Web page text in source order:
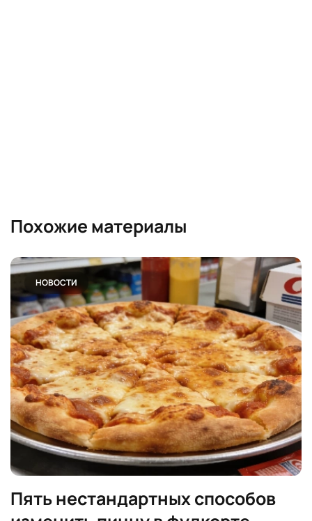
Похожие материалы
НОВОСТИ
Пять нестандартных способов